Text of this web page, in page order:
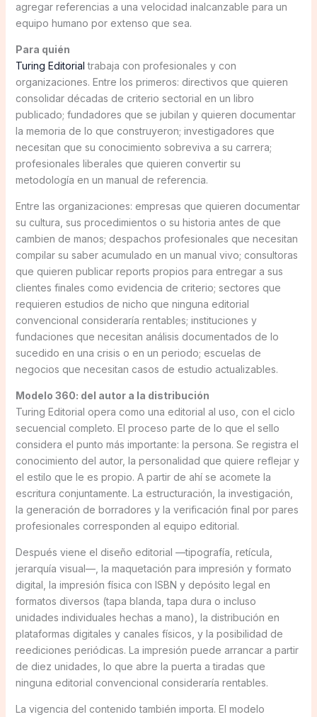
agregar referencias a una velocidad inalcanzable para un
equipo humano por extenso que sea.
Para quién
Turing Editorial trabaja con profesionales y con
organizaciones. Entre los primeros: directivos que quieren
consolidar décadas de criterio sectorial en un libro
publicado; fundadores que se jubilan y quieren documentar
la memoria de lo que construyeron; investigadores que
necesitan que su conocimiento sobreviva a su carrera;
profesionales liberales que quieren convertir su
metodología en un manual de referencia.
Entre las organizaciones: empresas que quieren documentar
su cultura, sus procedimientos o su historia antes de que
cambien de manos; despachos profesionales que necesitan
compilar su saber acumulado en un manual vivo; consultoras
que quieren publicar reports propios para entregar a sus
clientes finales como evidencia de criterio; sectores que
requieren estudios de nicho que ninguna editorial
convencional consideraría rentables; instituciones y
fundaciones que necesitan análisis documentados de lo
sucedido en una crisis o en un periodo; escuelas de
negocios que necesitan casos de estudio actualizables.
Modelo 360: del autor a la distribución
Turing Editorial opera como una editorial al uso, con el ciclo
secuencial completo. El proceso parte de lo que el sello
considera el punto más importante: la persona. Se registra el
conocimiento del autor, la personalidad que quiere reflejar y
el estilo que le es propio. A partir de ahí se acomete la
escritura conjuntamente. La estructuración, la investigación,
la generación de borradores y la verificación final por pares
profesionales corresponden al equipo editorial.
Después viene el diseño editorial —tipografía, retícula,
jerarquía visual—, la maquetación para impresión y formato
digital, la impresión física con ISBN y depósito legal en
formatos diversos (tapa blanda, tapa dura o incluso
unidades individuales hechas a mano), la distribución en
plataformas digitales y canales físicos, y la posibilidad de
reediciones periódicas. La impresión puede arrancar a partir
de diez unidades, lo que abre la puerta a tiradas que
ninguna editorial convencional consideraría rentables.
La vigencia del contenido también importa. El modelo